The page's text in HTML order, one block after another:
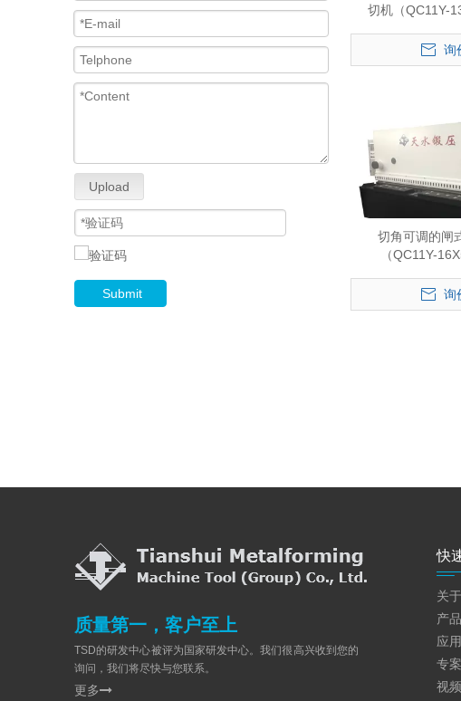
Upload
Submit
切机（QC11Y-
询
切角可调的闸
（QC11Y-
询
质量第一，客户至上
TSD的研发中心被评为国家研发中心。我们很高兴收到您的
询问，我们将尽快与您联系。
更多
快
关
产
应
专案
视频